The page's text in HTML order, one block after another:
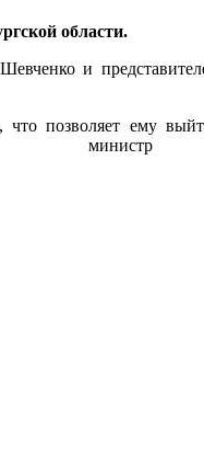
области.
и
что позволяет ему